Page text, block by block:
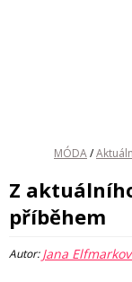
MÓDA/
Z
příběhem
Autor:Jana